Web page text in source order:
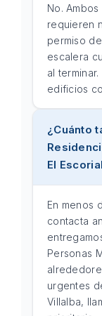
No.
requieren
permiso
escalera
al
edificios
¿Cuánto
El
En menos
contacta
Personas
urgentes
Villalba,